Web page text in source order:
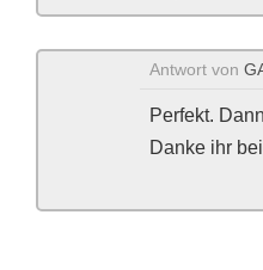
Antwort von
Perfekt.
Danke ihr